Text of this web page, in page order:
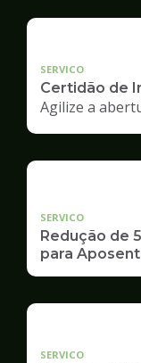
SERVICO
Certidão de
Agilize a
SERVICO
Redução de
para
SERVICO